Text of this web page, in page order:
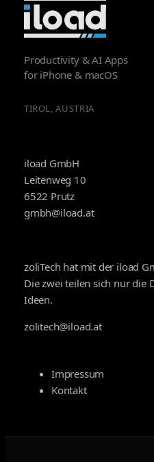
Productivity & AI Apps
for iPhone & macOS
TIROL, AUSTRIA
iload GmbH
Leitenweg 10
6522 Prutz
gmbh@iload.at
zoliTech hat mit der iload
Die zwei teilen sich nur die
Ideen.
zolitech@iload.at
Impressum
Kontakt